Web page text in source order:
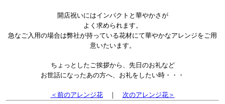
開店祝いにはインパクトと華やかさが
よく求められます。
急なご入用の場合は弊社が持っている花材にて華やかなアレンジをご用
意いたいます。
ちょっとしたご挨拶から、先日のお礼など
お世話になったあの方へ、お礼をしたい時・・・
＜前のアレンジ花｜ 次のアレンジ花＞